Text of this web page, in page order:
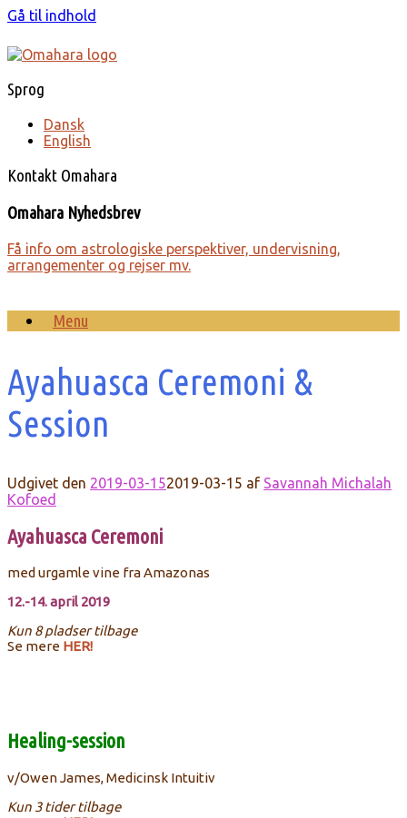
Gå til indhold
Sprog
Dansk
English
Kontakt Omahara
Omahara Nyhedsbrev
Få info om astro­lo­giske perspek­tiver, under­visning,
arrange­menter og rejser mv.
Menu
Ayahuasca Ceremoni &
Session
Udgivet den 2019-03-152019-03-15 af Savannah Michalah
Kofoed
Ayahuasca Ceremoni
med urgamle vine fra Amazonas
12.-14. april 2019
Kun 8 pladser tilbage
Se mere HER!
Healing-session
v/Owen James, Medicinsk Intuitiv
Kun 3 tider tilbage